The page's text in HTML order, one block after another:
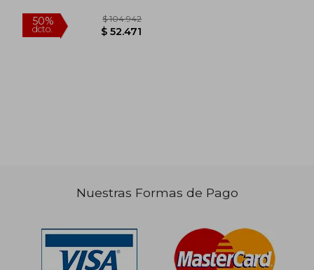
50%
dcto.
$ 112.023
$ 56.011
50%
dcto.
Nuestras Formas de Pago